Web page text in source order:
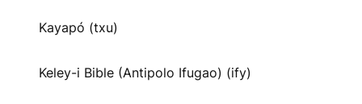
Kayapó (txu)
Keley-i Bible (Antipolo Ifugao) (ify)